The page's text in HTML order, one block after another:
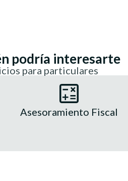
podría interesarte
para particulares
Asesoramiento Fiscal